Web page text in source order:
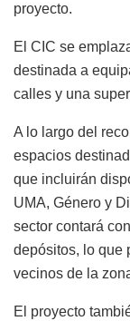
proyecto.
El CIC se
destinada a
calles y una
A lo largo del
espacios
que incluirán
UMA, Género y
sector contará
depósitos, lo que
vecinos de la
El proyecto